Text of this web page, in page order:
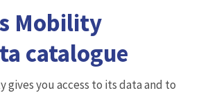
Mobility
catalogue
gives you access to its data and to